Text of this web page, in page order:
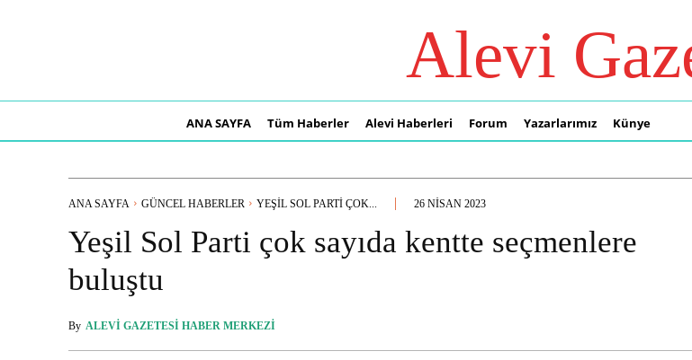
Alevi
ANA SAYFA Tüm Haberler Alevi Haberleri Forum Yazarlarımız Künye
ANA SAYFA GÜNCEL HABERLER YEŞIL SOL PARTI ÇOK... 26 NISAN 2023
Yeşil Sol Parti çok sayıda kentte seçmenlere
buluştu
By ALEVI GAZETESI HABER MERKEZI